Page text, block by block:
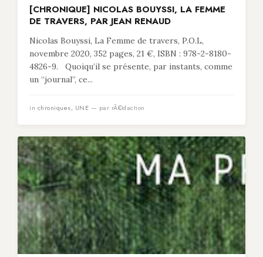
[CHRONIQUE] NICOLAS BOUYSSI, LA FEMME
DE TRAVERS, PAR JEAN RENAUD
Nicolas Bouyssi, La Femme de travers, P.O.L,
novembre 2020, 352 pages, 21 €, ISBN : 978-2-8180-
4826-9. Quoiqu’il se présente, par instants, comme
un “journal”, ce...
in chroniques, UNE — par rÃ©daction